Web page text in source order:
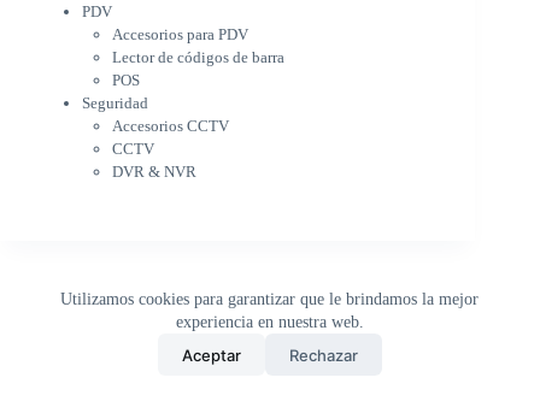
Utilizamos cookies para garantizar que le brindamos la mejor
experiencia en nuestra web.
Aceptar Rechazar
POS
Seguridad
Accesorios CCTV
CCTV
DVR & NVR
Sin categorizar
PDV
Accesorios para PDV
Lector de códigos de barra
POS
Seguridad
Accesorios CCTV
CCTV
DVR & NVR